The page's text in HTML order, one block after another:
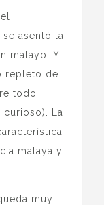
se asentó la
malayo. Y
repleto de
todo
La
malaya y
muy